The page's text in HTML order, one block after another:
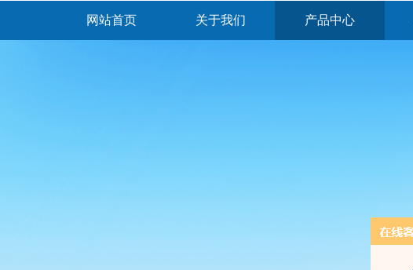
网站首页 关于我们 产品中心